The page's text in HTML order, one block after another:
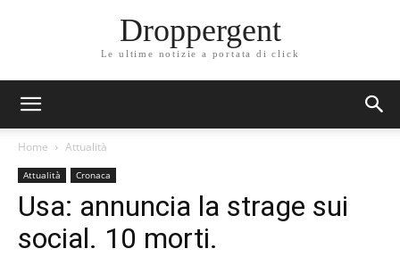
Droppergent
Le ultime notizie a portata di click
Home Attualità
Attualità Cronaca
Usa: annuncia la strage sui
social. 10 morti.